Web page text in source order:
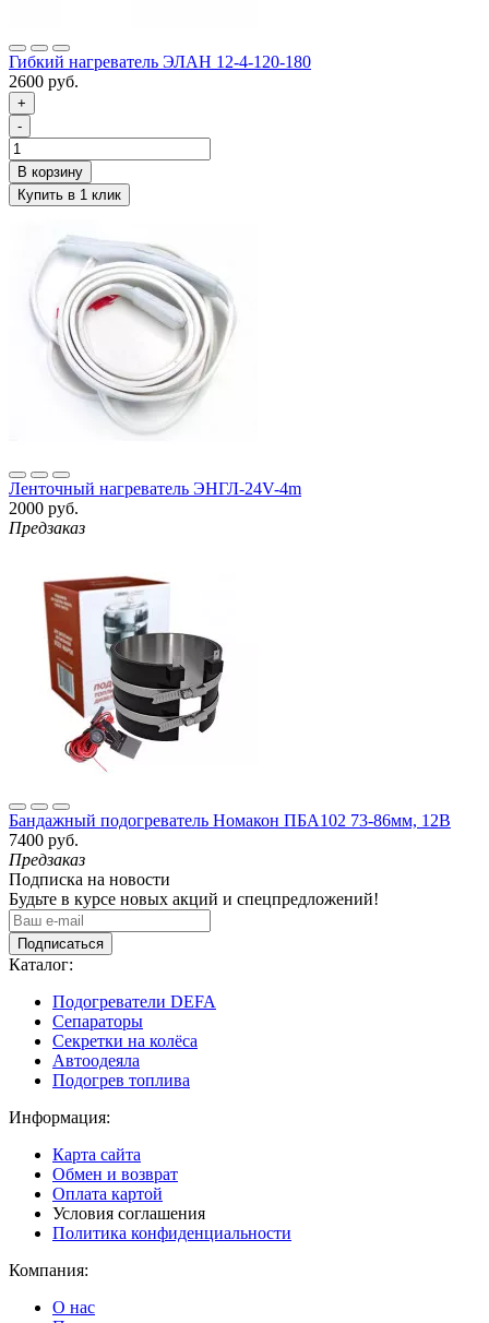
Гибкий нагреватель ЭЛАН 12-4-120-180
2600 руб.
+
-
Ленточный нагреватель ЭНГЛ-24V-4m
2000 руб.
Предзаказ
Бандажный подогреватель Номакон ПБА102 73-86мм, 12В
7400 руб.
Предзаказ
Подписка на новости
Будьте в курсе новых акций и спецпредложений!
Подписаться
Каталог:
Подогреватели DEFA
Сепараторы
Секретки на колёса
Автоодеяла
Подогрев топлива
Информация:
Карта сайта
Обмен и возврат
Оплата картой
Условия соглашения
Политика конфиденциальности
Компания:
О нас